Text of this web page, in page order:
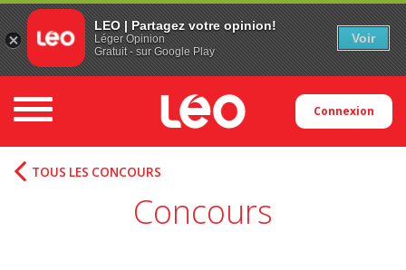
Toggle navigation Connexion
Concours
TOUS LES CONCOURS
LEO | Partagez votre opinion!
Léger Opinion
Gratuit - sur Google Play
Voir